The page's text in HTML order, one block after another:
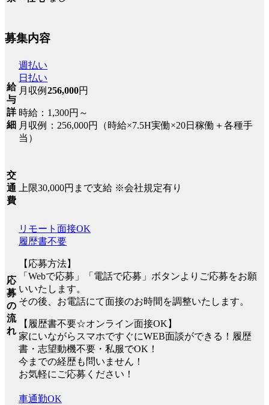
募集内容
給
与
詳
細
週払い
日払い
月収例 256,000円
時給：1,300円～
月収例：256,000円（時給×7.5H実働×20日稼働＋各種手
当）
交
通
費
上限30,000円まで支給 ※会社規定有り
応
募
の
流
れ
リモート面接OK
履歴書不要
【応募方法】
「Webで応募」「電話で応募」ボタンよりご応募をお願
いいたします。
その後、お電話にて面接のお時間を調整いたします。
【履歴書不要☆オンライン面接OK】
家にいながらスマホですぐにWEB面談ができる！履歴
書・志望動機不要・私服でOK！
今までの経歴も問いません！
お気軽にご応募ください！
車通勤OK